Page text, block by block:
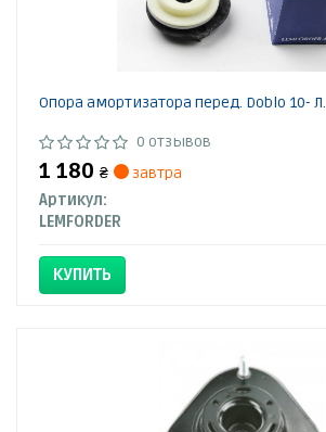
Опора амортизатора перед. Doblo 10- Л.
0 отзывов
1 180 ₴
завтра
Артикул:
LEMFORDER
КУПИТЬ